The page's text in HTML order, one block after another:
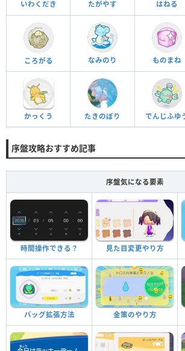
いわくだき たがやす はねる
ころがる なみのり ものまね
かっくう たきのぼり でんじふゆ
序盤攻略おすすめ記事
序盤気になる要素
時間操作できる？ 見た目変更やり方
バッグ拡張方法 金策のやり方